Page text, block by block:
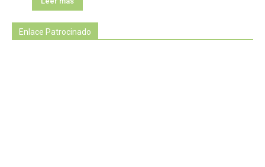
Enlace Patrocinado